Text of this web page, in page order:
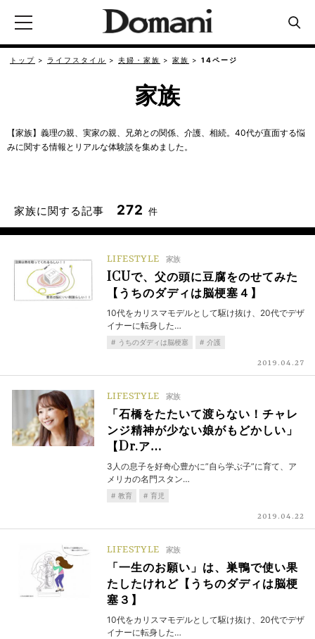
トップ ライフスタイル 夫婦・家族 家族 14ページ
家族
【家族】義理の親、実家の親、兄弟との関係、介護、相続。40代が直面する悩
みに関する情報とリアルな体験談を集めました。
家族に関する記事 272 件
LIFESTYLE 家族
ICUで、父の頭に豆腐をのせてみた
【うちのダディは脳梗塞４】
10代をカリスマモデルとして駆け抜け、20代でデザ
イナーに転身した…
うちのダディは脳梗塞 介護
2019.04.27
LIFESTYLE 家族
「石橋をたたいて渡らない！チャレ
ンジ精神が少ない娘がもどかしい」
【Dr.ア…
3人の息子を好奇心豊かに”自ら学ぶ子”に育て、ア
メリカの名門スタン…
教育 育児
2019.04.22
LIFESTYLE 家族
「一生のお願い」は、巣鴨で使い果
たしたけれど【うちのダディは脳梗
塞３】
10代をカリスマモデルとして駆け抜け、20代でデザ
イナーに転身した…